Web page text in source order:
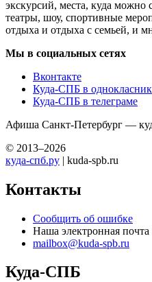
экскурсий, места, куда можно
театры, шоу, спортивные
отдыха и отдыха с семьей, и
Мы в социальных сетях
Вконтакте
Куда-СПБ в
Куда-СПБ в телеграме
Афиша Санкт-Петербург —
© 2013–2026
куда-спб.ру | kuda-spb.ru
Контакты
Сообщить об ошибке
Наша электронная почта
mailbox@kuda-spb.ru
Куда-СПБ